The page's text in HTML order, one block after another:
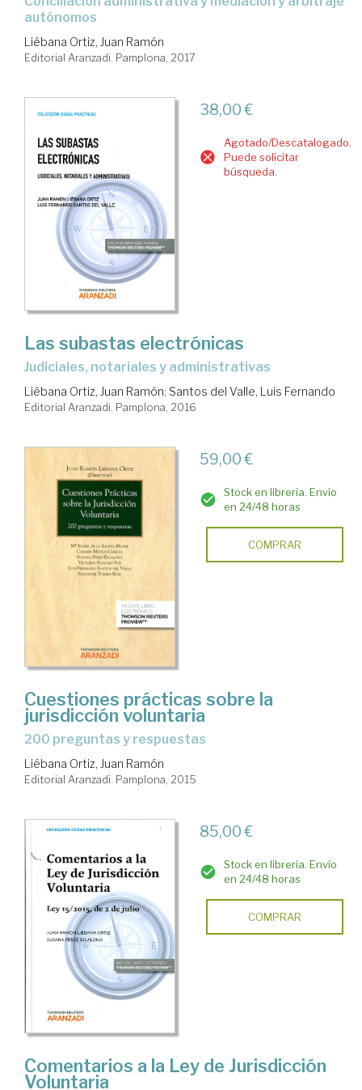
autónomos
Liébana Ortiz, Juan Ramón
Editorial Aranzadi. Pamplona, 2017
38,00 €
Agotado/Descatalogado.
Puede solicitar
búsqueda.
Las subastas electrónicas
judiciales, notariales y administrativas
Liébana Ortiz, Juan Ramón; Santos del Valle, Luis Fernando
Editorial Aranzadi. Pamplona, 2016
59,00 €
Stock en librería. Envío
en 24/48 horas
COMPRAR
Cuestiones prácticas sobre la
jurisdicción voluntaria
200 preguntas y respuestas
Liébana Ortiz, Juan Ramón
Editorial Aranzadi. Pamplona, 2015
85,00 €
Stock en librería. Envío
en 24/48 horas
COMPRAR
Comentarios a la Ley de Jurisdicción
Voluntaria